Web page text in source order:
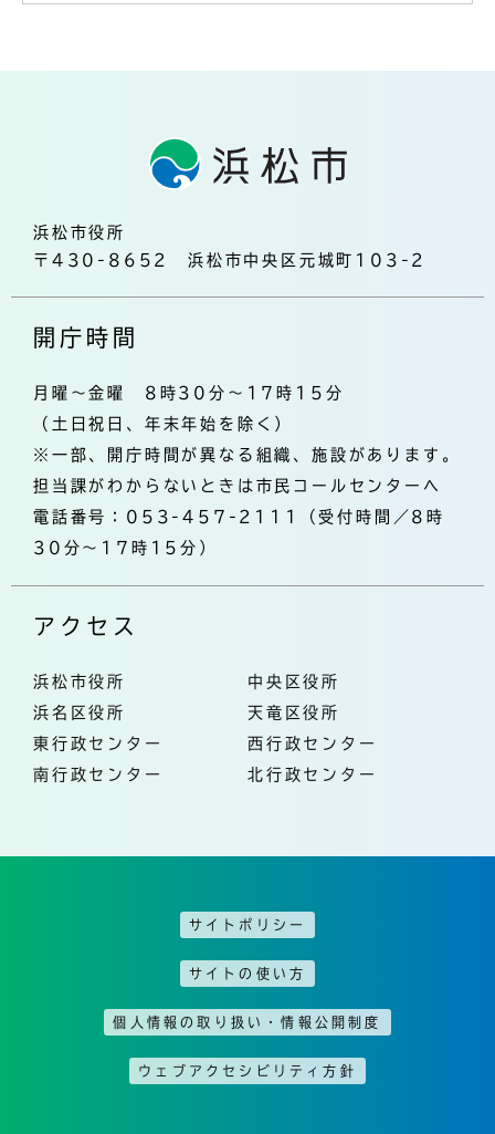
浜松市役所
〒430-8652 浜松市中央区元城町103-2
開庁時間
月曜～金曜 8時30分～17時15分
（土日祝日、年末年始を除く）
※一部、開庁時間が異なる組織、施設があります。
担当課がわからないときは市民コールセンターへ
電話番号：053-457-2111（受付時間／8時
30分～17時15分）
アクセス
浜松市役所
中央区役所
浜名区役所
天竜区役所
東行政センター
西行政センター
南行政センター
北行政センター
サイトポリシー
サイトの使い方
個人情報の取り扱い・情報公開制度
ウェブアクセシビリティ方針